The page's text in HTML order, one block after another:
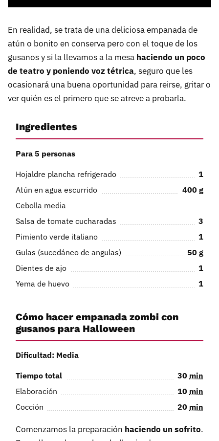
En realidad, se trata de una deliciosa empanada de
atún o bonito en conserva pero con el toque de los
gusanos y si la llevamos a la mesa haciendo un poco
de teatro y poniendo voz tétrica, seguro que les
ocasionará una buena oportunidad para reirse, gritar o
ver quién es el primero que se atreve a probarla.
Ingredientes
Para 5 personas
Hojaldre plancha refrigerado
1
Atún en agua escurrido
400 g
Cebolla media
Salsa de tomate cucharadas
3
Pimiento verde italiano
1
Gulas (sucedáneo de angulas)
50 g
Dientes de ajo
1
Yema de huevo
1
Cómo hacer empanada zombi con
gusanos para Halloween
Dificultad: Media
Tiempo total 30 min
Elaboración
10 min
Cocción
20 min
Comenzamos la preparación haciendo un sofrito.